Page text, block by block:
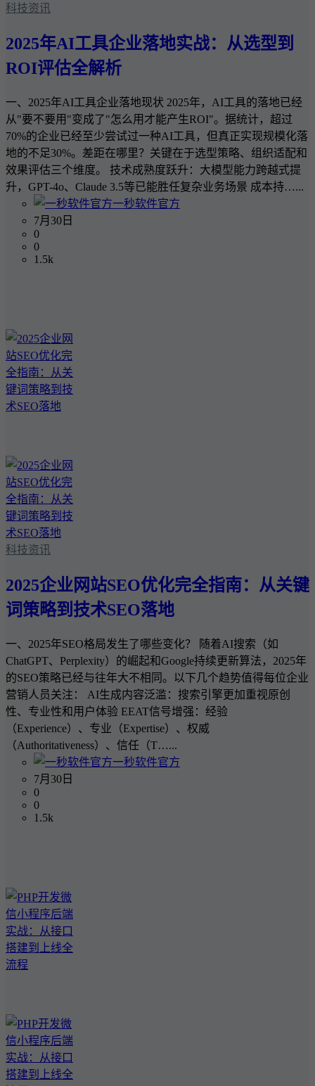
科技资讯
2025年AI工具企业落地实战：从选型到
ROI评估全解析
一、2025年AI工具企业落地现状 2025年，AI工具的落地已经
从"要不要用"变成了"怎么用才能产生ROI"。据统计，超过
70%的企业已经至少尝试过一种AI工具，但真正实现规模化落
地的不足30%。差距在哪里？关键在于选型策略、组织适配和
效果评估三个维度。 技术成熟度跃升：大模型能力跨越式提
升，GPT-4o、Claude 3.5等已能胜任复杂业务场景 成本持…...
一秒软件官方
7月30日
0
0
1.5k
科技资讯
2025企业网站SEO优化完全指南：从关键
词策略到技术SEO落地
一、2025年SEO格局发生了哪些变化？ 随着AI搜索（如
ChatGPT、Perplexity）的崛起和Google持续更新算法，2025年
的SEO策略已经与往年大不相同。以下几个趋势值得每位企业
营销人员关注： AI生成内容泛滥：搜索引擎更加重视原创
性、专业性和用户体验 EEAT信号增强：经验
（Experience）、专业（Expertise）、权威
（Authoritativeness）、信任（T…...
一秒软件官方
7月30日
0
0
1.5k